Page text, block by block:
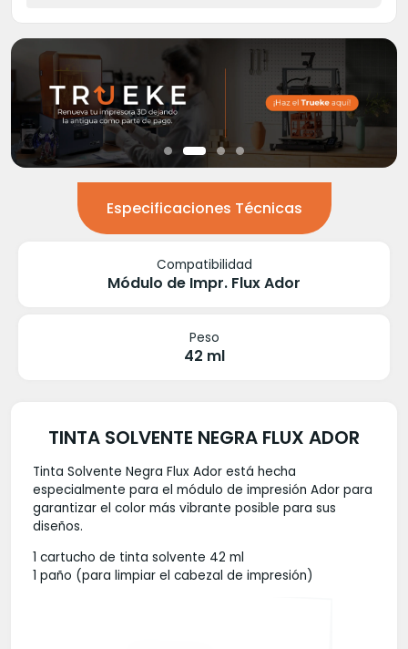
Especificaciones Técnicas
Compatibilidad
Módulo de Impr. Flux Ador
Peso
42 ml
TINTA SOLVENTE NEGRA FLUX ADOR
Tinta Solvente Negra Flux Ador está hecha
especialmente para el módulo de impresión Ador para
garantizar el color más vibrante posible para sus
diseños.
1 cartucho de tinta solvente 42 ml
1 paño (para limpiar el cabezal de impresión)